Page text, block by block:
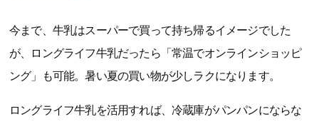
今まで、牛乳はスーパーで買って持ち帰るイメージでした
が、ロングライフ牛乳だったら「常温でオンラインショッピ
ング」も可能。暑い夏の買い物が少しラクになります。
ロングライフ牛乳を活用すれば、冷蔵庫がパンパンにならな